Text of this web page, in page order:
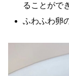
ることがで
ふわふわ卵